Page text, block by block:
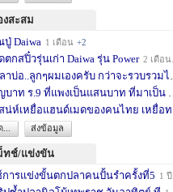
สะสม
Daiwa 1 เดือน +2
ตกสปิ๋วรุ่นเก่า Daiwa รุ่น Power 2 เดือน
าบ่อ..ลูกๆผมเองครับ กว่าจะรวบรวมได้
บาท ร.9 ที่แพงเป็นแสนบาท ที่มาเป็น
น่ห์เหยื่อแฮนด์เมดของคนไทย เหยื่อท
ส่งข้อมูล
ทช์/แข่งขัน
ารแข่งขั้นตกปลาคนปั้นรำครั้งที่5 1 ปี